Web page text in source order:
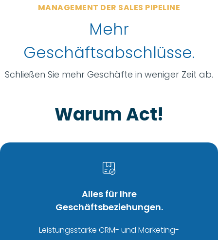
MANAGEMENT DER SALES PIPELINE
Mehr
Geschäftsabschlüsse.
Schließen Sie mehr Geschäfte in weniger Zeit ab.
Warum Act!
Alles für Ihre
Geschäftsbeziehungen.
Leistungsstarke CRM- und Marketing-